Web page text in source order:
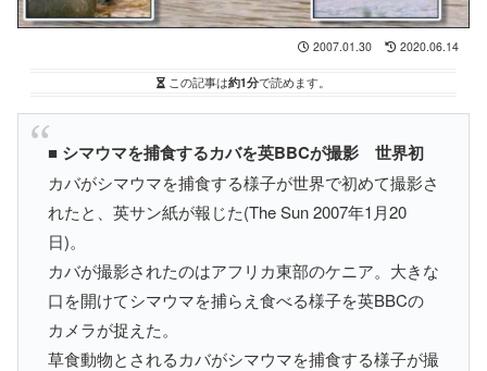
2007.01.30 2020.06.14
この記事は約1分で読めます。
■ シマウマを捕食するカバを英BBCが撮影 世界初
カバがシマウマを捕食する様子が世界で初めて撮影さ
れたと、英サン紙が報じた(The Sun 2007年1月20
日)。
カバが撮影されたのはアフリカ東部のケニア。大きな
口を開けてシマウマを捕らえ食べる様子を英BBCの
カメラが捉えた。
草食動物とされるカバがシマウマを捕食する様子が撮